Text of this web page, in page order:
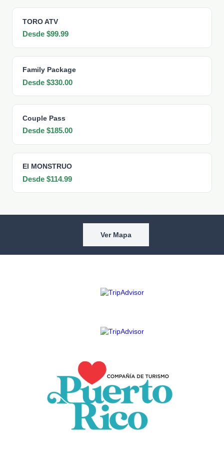
TORO ATV
Desde $99.99
Family Package
Desde $330.00
Couple Pass
Desde $185.00
El MONSTRUO
Desde $114.99
Ver Mapa